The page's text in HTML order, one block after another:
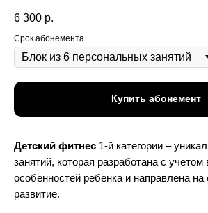
6 300 р.
Срок абонемента
Купить абонемент
Детский фитнес 1-й категории –
занятий, которая разработана с учетом
особенностей ребенка и направлена на
развитие.